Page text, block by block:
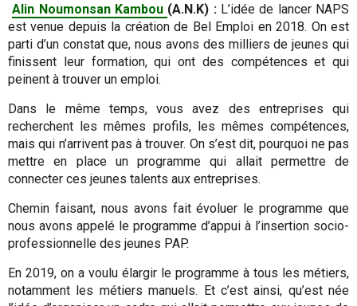
Alin Noumonsan Kambou (A.N.K) :L’idée de lancer NAPS
est venue depuis la création de Bel Emploi en 2018. On est
parti d’un constat que, nous avons des milliers de jeunes qui
finissent leur formation, qui ont des compétences et qui
peinent à trouver un emploi.
Dans le même temps, vous avez des entreprises qui
recherchent les mêmes profils, les mêmes compétences,
mais qui n’arrivent pas à trouver. On s’est dit, pourquoi ne pas
mettre en place un programme qui allait permettre de
connecter ces jeunes talents aux entreprises.
Chemin faisant, nous avons fait évoluer le programme que
nous avons appelé le programme d’appui à l’insertion socio-
professionnelle des jeunes PAP.
En 2019, on a voulu élargir le programme à tous les métiers,
notamment les métiers manuels. Et c’est ainsi, qu’est née